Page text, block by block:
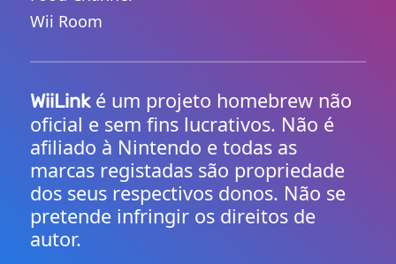
Wii Room
WiiLinké um projeto homebrew não
oficial e sem fins lucrativos. Não é
afiliado à Nintendo e todas as
marcas registadas são propriedade
dos seus respectivos donos. Não se
pretende infringir os direitos de
autor.